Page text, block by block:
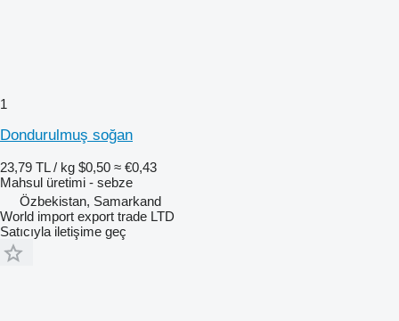
1
Dondurulmuş soğan
23,79 TL / kg $0,50 ≈ €0,43
Mahsul üretimi - sebze
Özbekistan, Samarkand
World import export trade LTD
Satıcıyla iletişime geç